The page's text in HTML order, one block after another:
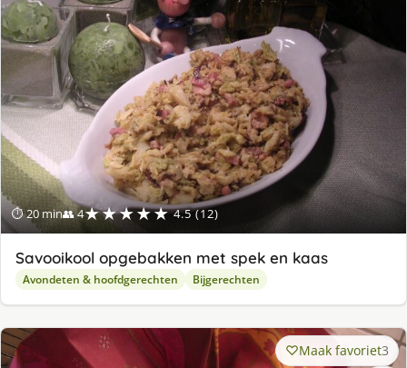
⏱ 20 min👥 4★★★★★ 4.5 (12)
Savooikool opgebakken met spek en kaas
Avondeten & hoofdgerechten Bijgerechten
Maak favoriet3